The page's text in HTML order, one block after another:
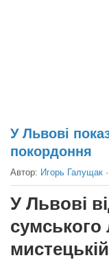
Выборы
Деньги
У Львові
покордоння
Автор: Игорь Галущак ·
У Львові
сумського